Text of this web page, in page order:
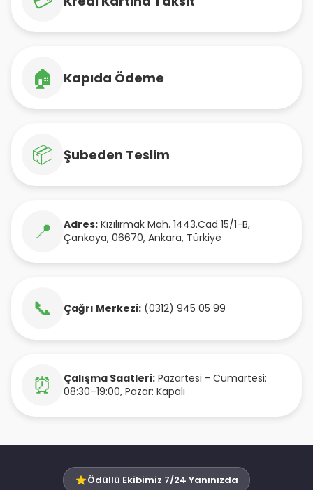
🏠 Kapıda Ödeme
📦 Şubeden Teslim
📍 Adres: Kızılırmak Mah. 1443.Cad 15/1-B,
Çankaya, 06670, Ankara, Türkiye
📞 Çağrı Merkezi: (0312) 945 05 99
⏰ Çalışma Saatleri: Pazartesi - Cumartesi:
08:30–19:00, Pazar: Kapalı
Ödüllü Ekibimiz 7/24 Yanınızda